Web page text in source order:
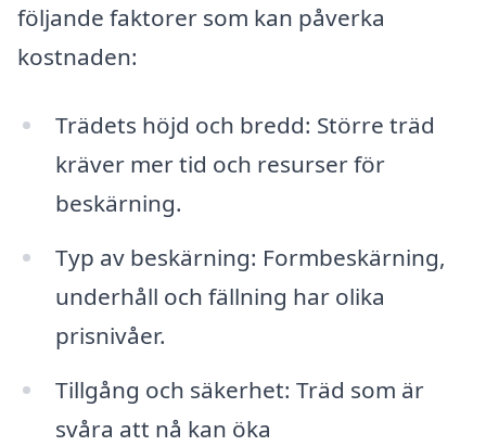
följande faktorer som kan påverka
kostnaden:
Trädets höjd och bredd: Större träd
kräver mer tid och resurser för
beskärning.
Typ av beskärning: Formbeskärning,
underhåll och fällning har olika
prisnivåer.
Tillgång och säkerhet: Träd som är
svåra att nå kan öka